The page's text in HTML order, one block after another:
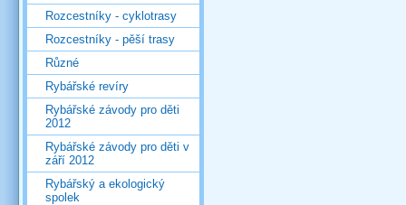
Rozcestníky - cyklotrasy
Rozcestníky - pěší trasy
Různé
Rybářské revíry
Rybářské závody pro děti
2012
Rybářské závody pro děti v
září 2012
Rybářský a ekologický
spolek